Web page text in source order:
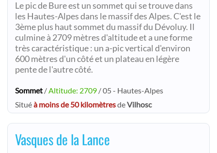
Le pic de Bure est un sommet qui se trouve dans
les Hautes-Alpes dans le massif des Alpes. C'est le
3ème plus haut sommet du massif du Dévoluy. Il
culmine à 2709 mètres d'altitude et a une forme
très caractéristique : un a-pic vertical d'environ
600 mètres d'un côté et un plateau en légère
pente de l'autre côté.
Sommet /Altitude: 2709 / 05 - Hautes-Alpes
Situéà moins de 50 kilomètresdeVilhosc
Vasques de la Lance